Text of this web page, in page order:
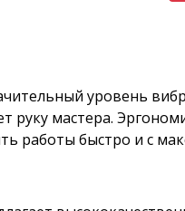
уровень
руку мастера.
работы быстро и с